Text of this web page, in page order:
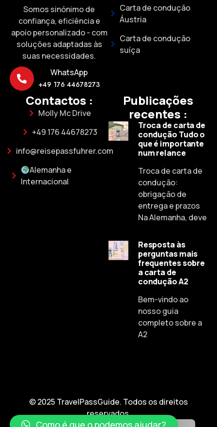
Somos sinónimo de
confiança, eficiência e
apoio personalizado - com
soluções adaptadas às
suas necessidades.
WhatsApp
+49 176 44678273
Carta de condução
Áustria
Carta de condução
suíça
Contactos :
Molly Mc Drive
+49 176 44678273
info@reisepassfuhrer.com
Alemanha e
Internacional
Publicações
recentes :
Troca de carta de
condução Tudo o
que é importante
num relance
Troca de carta de
condução:
obrigação de
entrega e prazos
Na Alemanha, deve
Resposta às
perguntas mais
frequentes sobre
a carta de
condução A2
Bem-vindo ao
nosso guia
completo sobre a
A2
© 2025 TravelPassGuide. Todos os direitos
reservados.
Como é que o podemos ajudar?
German
English
Chinese
Spanish
Dutch
Russian